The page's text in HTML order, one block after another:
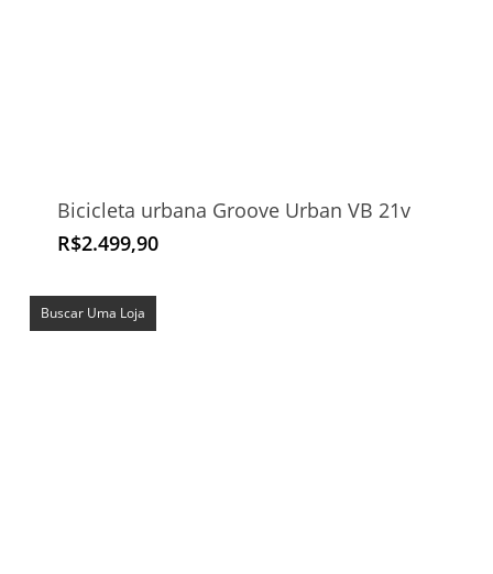
Bicicleta urbana Groove Urban VB 21v
R$2.499,90
Buscar Uma Loja